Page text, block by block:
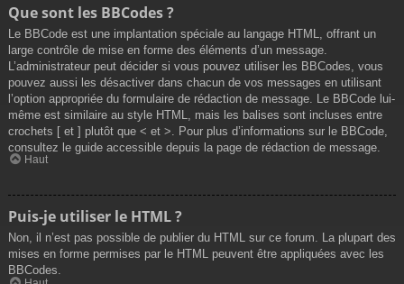
Que sont les BBCodes ?
Le BBCode est une implantation spéciale au langage HTML, offrant un
large contrôle de mise en forme des éléments d’un message.
L’administrateur peut décider si vous pouvez utiliser les BBCodes, vous
pouvez aussi les désactiver dans chacun de vos messages en utilisant
l’option appropriée du formulaire de rédaction de message. Le BBCode lui-
même est similaire au style HTML, mais les balises sont incluses entre
crochets [ et ] plutôt que < et >. Pour plus d’informations sur le BBCode,
consultez le guide accessible depuis la page de rédaction de message.
Haut
Puis-je utiliser le HTML ?
Non, il n’est pas possible de publier du HTML sur ce forum. La plupart des
mises en forme permises par le HTML peuvent être appliquées avec les
BBCodes.